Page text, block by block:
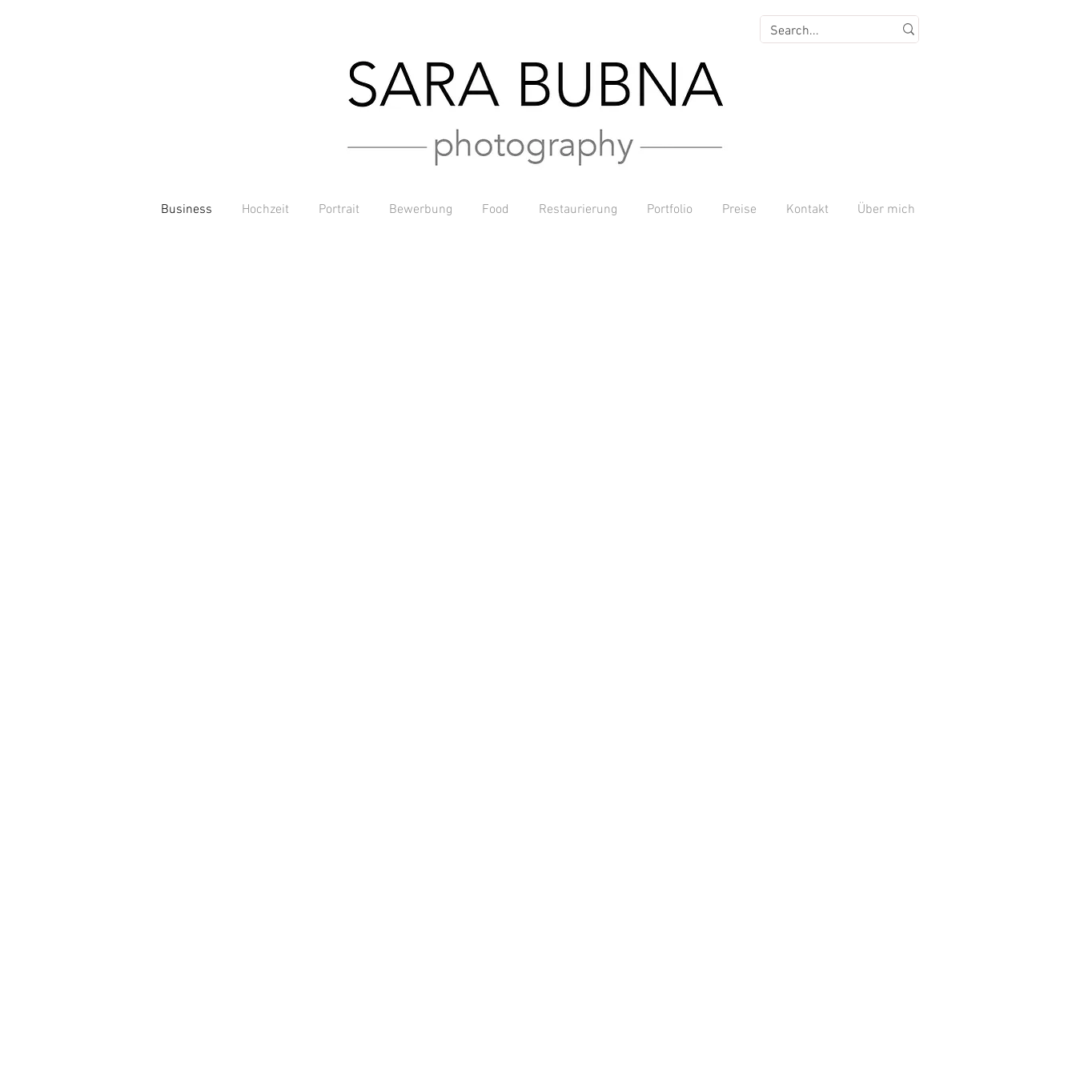
Business Hochzeit Portrait Bewerbung Food Restaurierung Portfolio Preise Kontakt Über mich